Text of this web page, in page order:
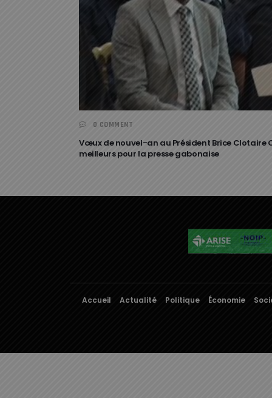
0 COMMENT
Vœux de nouvel-an au Président Brice Clotaire
meilleurs pour la presse gabonaise
Accueil Actualité Politique Économie